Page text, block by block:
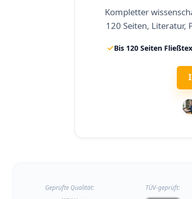
Kompletter
120 Seiten, Literatur,
Bis 120 Seiten
Geprüfte Qualität: TÜV-geprüft: